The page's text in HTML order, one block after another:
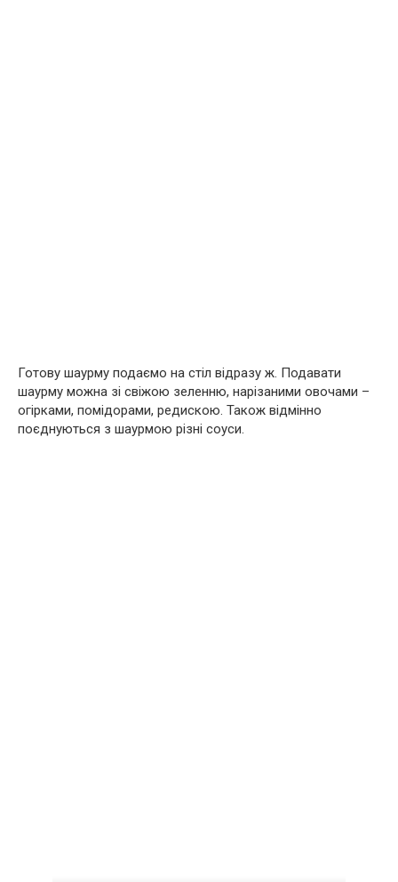
Готову шаурму подаємо на стіл відразу ж. Подавати
шаурму можна зі свіжою зеленню, нарізаними овочами –
огірками, помідорами, редискою. Також відмінно
поєднуються з шаурмою різні соуси.